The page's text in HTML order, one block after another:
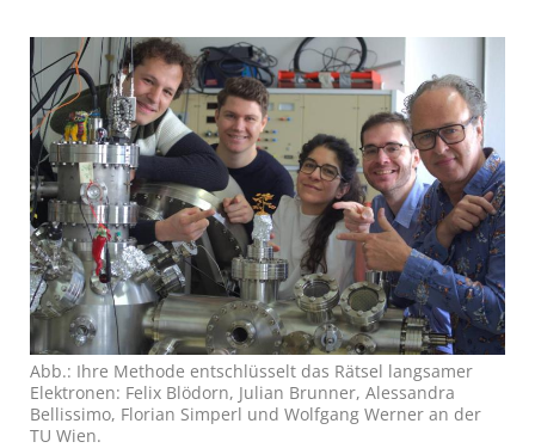
Abb.: Ihre Methode entschlüsselt das Rätsel langsamer
Elektronen: Felix Blödorn, Julian Brunner, Alessandra
Bellissimo, Florian Simperl und Wolfgang Werner an der
TU Wien.